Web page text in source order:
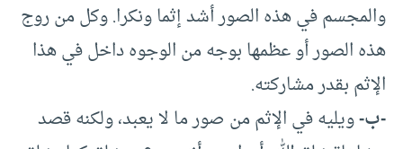
والمجسم في هذه الصور أشد إثما ونكرا. وكل من روج
هذه الصور أو عظمها بوجه من الوجوه داخل في هذا
الإثم بقدر مشاركته.
-ب-ويليه في الإثم من صور ما لا يعبد، ولكنه قصد